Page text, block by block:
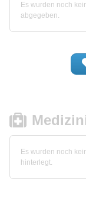
Es wurden noch
abgegeben.
Es wurden noch
hinterlegt.